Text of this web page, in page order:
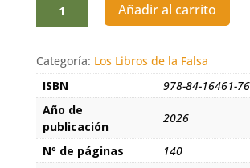
de
Goya
cantidad
Añadir al carrito
Categoría: Los Libros de la Falsa
ISBN
978-84-16461-
Año de
publicación
2026
Nº de páginas
140